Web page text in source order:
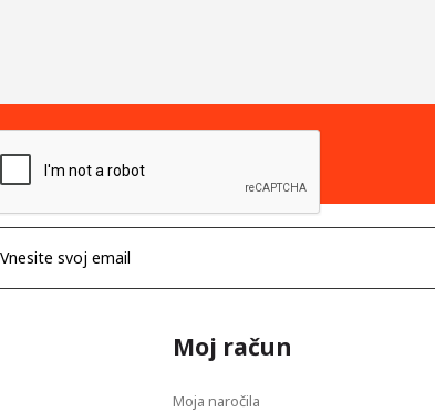
Moj račun
Moja naročila